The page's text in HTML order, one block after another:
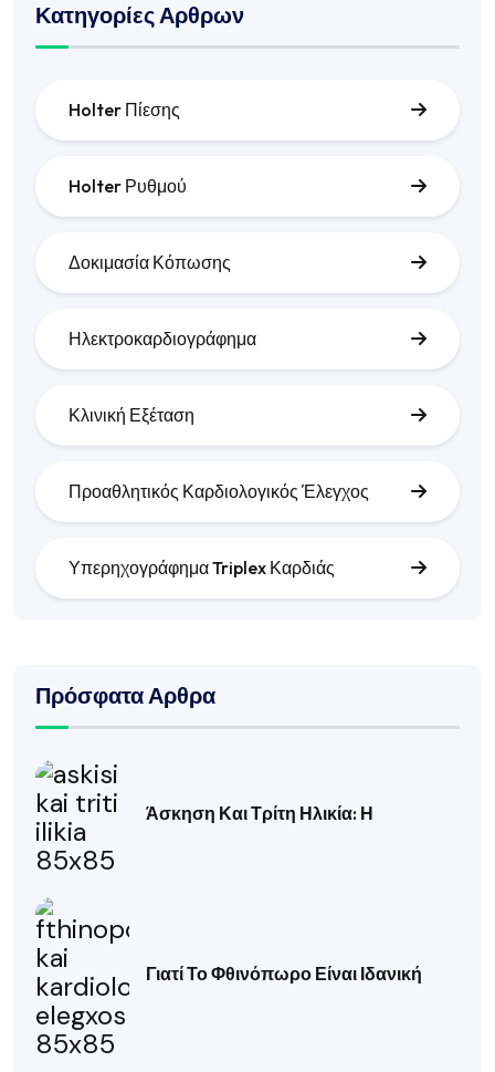
Κατηγορίες Αρθρων
Holter Πίεσης
Holter Ρυθμού
Δοκιμασία Κόπωσης
Ηλεκτροκαρδιογράφημα
Κλινική Εξέταση
Προαθλητικός Καρδιολογικός Έλεγχος
Υπερηχογράφημα Triplex Καρδιάς
Πρόσφατα Αρθρα
Άσκηση Και Τρίτη Ηλικία: Η
Γιατί Το Φθινόπωρο Είναι Ιδανική